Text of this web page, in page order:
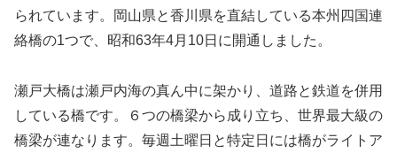
られています。岡山県と香川県を直結している本州四国連
絡橋の1つで、昭和63年4月10日に開通しました。
瀬戸大橋は瀬戸内海の真ん中に架かり、道路と鉄道を併用
している橋です。６つの橋梁から成り立ち、世界最大級の
橋梁が連なります。毎週土曜日と特定日には橋がライトア